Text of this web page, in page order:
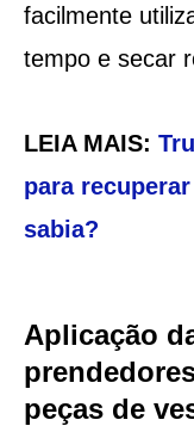
facilmente
tempo e secar
LEIA MAIS:
para
sabia?
Aplicação
peças de